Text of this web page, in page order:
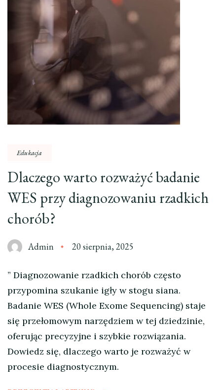
Edukacja
Dlaczego warto rozważyć badanie
WES przy diagnozowaniu rzadkich
chorób?
Admin 20 sierpnia, 2025
” Diagnozowanie rzadkich chorób często
przypomina szukanie igły w stogu siana.
Badanie WES (Whole Exome Sequencing) staje
się przełomowym narzędziem w tej dziedzinie,
oferując precyzyjne i szybkie rozwiązania.
Dowiedz się, dlaczego warto je rozważyć w
procesie diagnostycznym.